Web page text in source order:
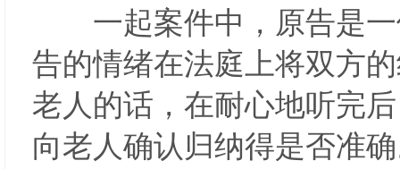
一起案件中，原告是一
告的情绪在法庭上将双方
老人的话，在耐心地听完
向老人确认归纳得是否准